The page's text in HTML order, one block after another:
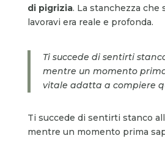
di pigrizia. La stanchezza che
lavoravi era reale e profonda.
Ti succede di sentirti
mentre un momento
vitale adatta a compiere
Ti succede di sentirti stanco
mentre un momento prima